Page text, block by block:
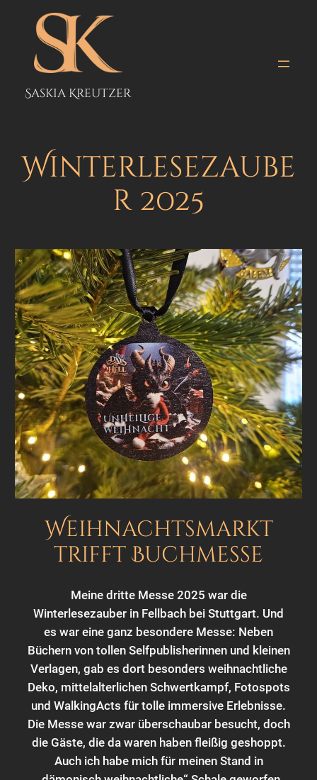
springen
Saskia Kreutzer
Winterlesezaube
r 2025
Weihnachtsmarkt
trifft Buchmesse
Meine dritte Messe 2025 war die
Winterlesezauber in Fellbach bei Stuttgart. Und
es war eine ganz besondere Messe: Neben
Büchern von tollen Selfpublisherinnen und kleinen
Verlagen, gab es dort besonders weihnachtliche
Deko, mittelalterlichen Schwertkampf, Fotospots
und WalkingActs für tolle immersive Erlebnisse.
Die Messe war zwar überschaubar besucht, doch
die Gäste, die da waren haben fleißig geshoppt.
Auch ich habe mich für meinen Stand in